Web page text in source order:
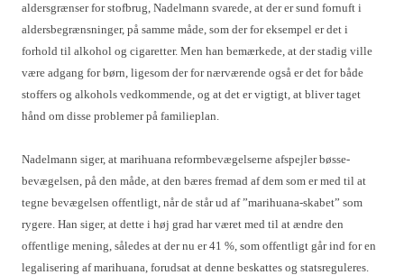
aldersgrænser for stofbrug, Nadelmann svarede, at der er sund fornuft i
aldersbegrænsninger, på samme måde, som der for eksempel er det i
forhold til alkohol og cigaretter. Men han bemærkede, at der stadig ville
være adgang for børn, ligesom der for nærværende også er det for både
stoffers og alkohols vedkommende, og at det er vigtigt, at bliver taget
hånd om disse problemer på familieplan.
Nadelmann siger, at marihuana reformbevægelserne afspejler bøsse-
bevægelsen, på den måde, at den bæres fremad af dem som er med til at
tegne bevægelsen offentligt, når de står ud af ”marihuana-skabet” som
rygere. Han siger, at dette i høj grad har været med til at ændre den
offentlige mening, således at der nu er 41 %, som offentligt går ind for en
legalisering af marihuana, forudsat at denne beskattes og statsreguleres.